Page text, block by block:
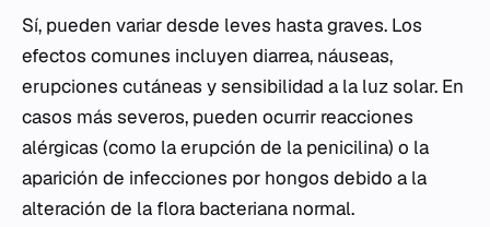
Sí, pueden variar desde leves hasta graves. Los
efectos comunes incluyen diarrea, náuseas,
erupciones cutáneas y sensibilidad a la luz solar. En
casos más severos, pueden ocurrir reacciones
alérgicas (como la erupción de la penicilina) o la
aparición de infecciones por hongos debido a la
alteración de la flora bacteriana normal.